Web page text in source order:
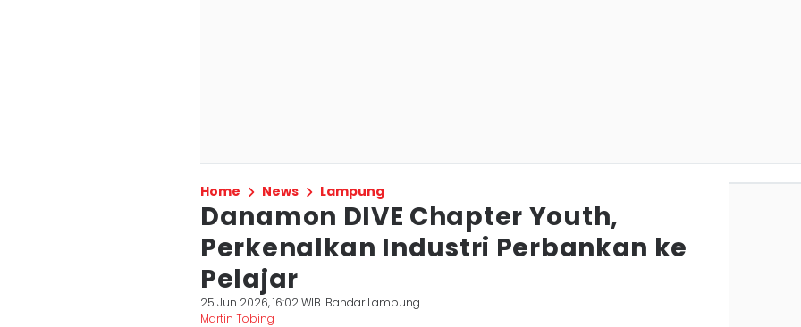
Home News Lampung
Danamon DIVE Chapter Youth,
Perkenalkan Industri Perbankan ke
Pelajar
25 Jun 2026, 16:02 WIB Bandar Lampung
Martin Tobing